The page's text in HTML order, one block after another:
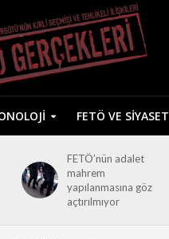
FETÖ VE SIYASET
FETÖ’nün adalet
mahrem
yapılanmasına göz
açtırılmıyor